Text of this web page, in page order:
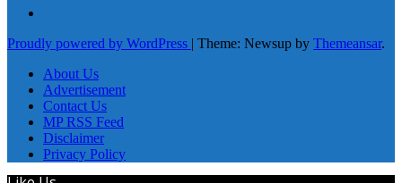
Proudly powered by WordPress | Theme: Newsup by Themeansar.
About Us
Advertisement
Contact Us
MP RSS Feed
Disclaimer
Privacy Policy